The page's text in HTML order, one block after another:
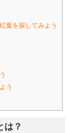
葉を探してみよう
う
は？